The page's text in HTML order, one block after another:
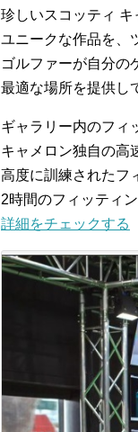
珍しいスコッティ キ
ユニークな作品を、
ゴルファーが自分の
最適な場所を提供し
ギャラリー内のフィ
キャメロン独自の高
高度に訓練されたフ
2時間のフィッティ
詳細をチェックする